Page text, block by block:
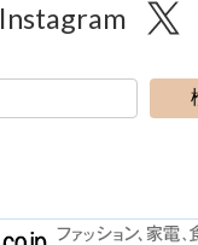
Instagram